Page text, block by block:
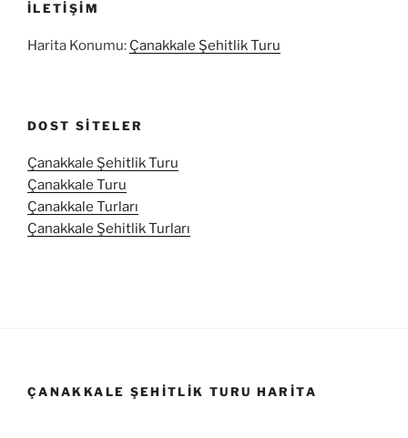
İLETIŞIM
Harita Konumu: Çanakkale Şehitlik Turu
DOST SITELER
Çanakkale Şehitlik Turu
Çanakkale Turu
Çanakkale Turları
Çanakkale Şehitlik Turları
ÇANAKKALE ŞEHITLIK TURU HARITA